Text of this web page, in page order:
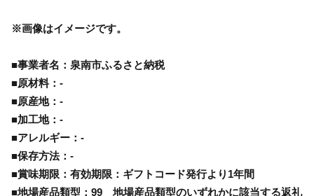
※画像はイメージです。
■事業者名：泉南市ふるさと納税
■原材料：-
■原産地：-
■加工地：-
■アレルギー：-
■保存方法：-
■賞味期限：有効期限：ギフトコード発行より1年間
■地場産品類型：99 地場産品類型のいずれかに該当する返礼